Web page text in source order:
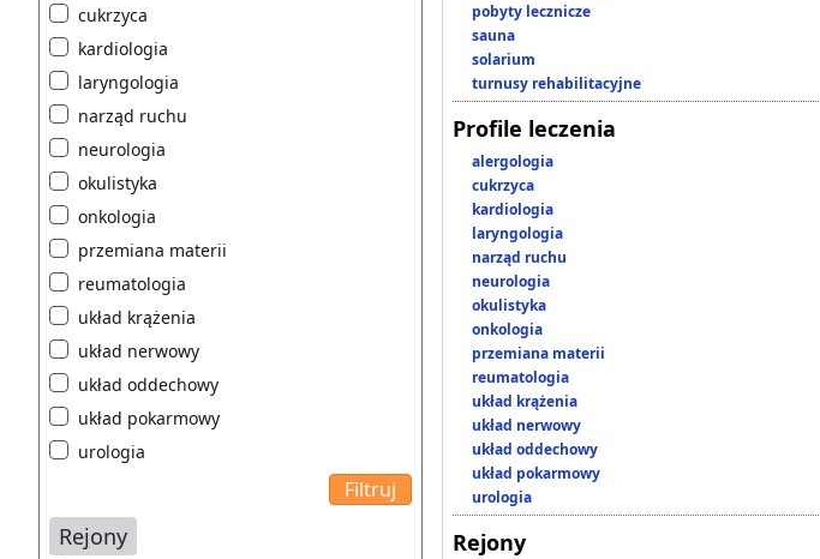
cukrzyca
kardiologia
laryngologia
narząd ruchu
neurologia
okulistyka
onkologia
przemiana materii
reumatologia
układ krążenia
układ nerwowy
układ oddechowy
układ pokarmowy
urologia
Rejony
pobyty lecznicze
sauna
solarium
turnusy rehabilitacyjne
Profile leczenia
alergologia
cukrzyca
kardiologia
laryngologia
narząd ruchu
neurologia
okulistyka
onkologia
przemiana materii
reumatologia
układ krążenia
układ nerwowy
układ oddechowy
układ pokarmowy
urologia
Rejony